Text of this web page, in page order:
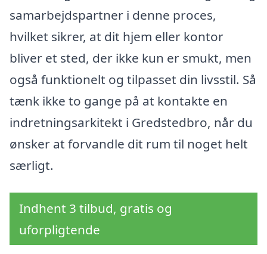
samarbejdspartner i denne proces,
hvilket sikrer, at dit hjem eller kontor
bliver et sted, der ikke kun er smukt, men
også funktionelt og tilpasset din livsstil. Så
tænk ikke to gange på at kontakte en
indretningsarkitekt i Gredstedbro, når du
ønsker at forvandle dit rum til noget helt
særligt.
Indhent 3 tilbud, gratis og
uforpligtende